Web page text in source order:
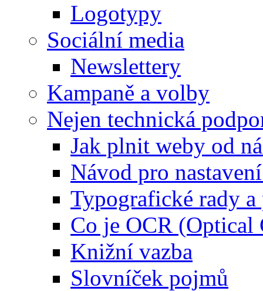
Logotypy
Sociální media
Newslettery
Kampaně a volby
Nejen technická
Jak plnit weby od
Návod pro
Typografické rady
Co je OCR
Knižní vazba
Slovníček pojmů